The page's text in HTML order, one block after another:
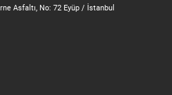
Asfaltı, No: 72 Eyüp / İstanbul